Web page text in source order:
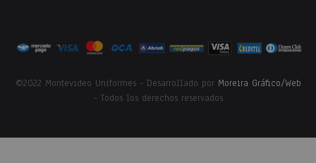
©2022 Montevideo Uniformes - Desarrollado por Moreira Gráfico/Web
- Todos los derechos reservados